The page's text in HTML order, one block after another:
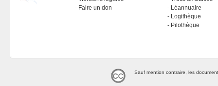
Faire un don
Léannuaire
Logithèque
Pilothèque
Sauf mention contraire, les